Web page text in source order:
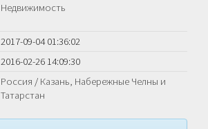
Недвижимость
2017-09-04 01:36:02
2016-02-26 14:09:30
Россия / Казань, Набережные Челны и
Татарстан